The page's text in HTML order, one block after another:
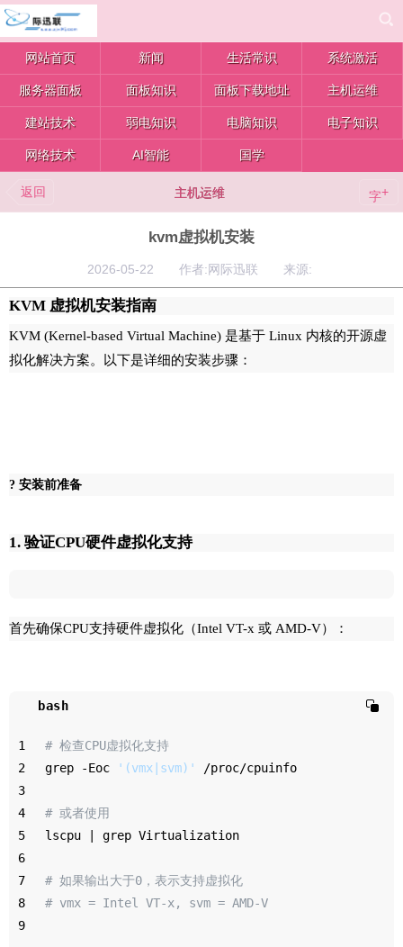
网站首页 新闻 生活常识 系统激活
服务器面板 面板知识 面板下载地址 主机运维
建站技术 弱电知识 电脑知识 电子知识
网络技术 AI智能 国学
返回 主机运维 字+
kvm虚拟机安装
2026-05-22 作者:网际迅联 来源:
KVM 虚拟机安装指南
KVM (Kernel-based Virtual Machine) 是基于 Linux 内核的开源虚
拟化解决方案。以下是详细的安装步骤：
? 安装前准备
1. 验证CPU硬件虚拟化支持
首先确保CPU支持硬件虚拟化（Intel VT-x 或 AMD-V）：
bash
1
# 检查CPU虚拟化支持
2
grep -Eoc '(vmx|svm)'
/proc/cpuinfo
3
4
# 或者使用
5
lscpu | grep Virtualization
6
7
# 如果输出大于0，表示支持虚拟化
8
# vmx = Intel VT-x, svm = AMD-V
9